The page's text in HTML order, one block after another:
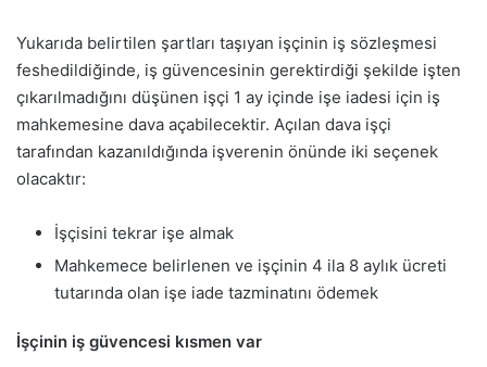
Yukarıda belirtilen şartları taşıyan işçinin iş sözleşmesi
feshedildiğinde, iş güvencesinin gerektirdiği şekilde işten
çıkarılmadığını düşünen işçi 1 ay içinde işe iadesi için iş
mahkemesine dava açabilecektir. Açılan dava işçi
tarafından kazanıldığında işverenin önünde iki seçenek
olacaktır:
İşçisini tekrar işe almak
Mahkemece belirlenen ve işçinin 4 ila 8 aylık ücreti
tutarında olan işe iade tazminatını ödemek
İşçinin iş güvencesi kısmen var